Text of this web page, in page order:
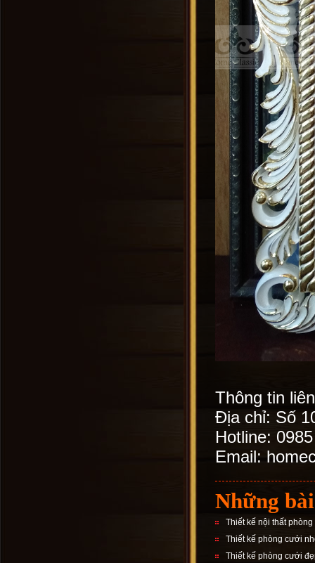
Thông tin
Địa chỉ: Số
Hotline:
Email:
Những
Thiết kế nội thất
Thiết kế phòng cưới
Thiết kế phòng cưới